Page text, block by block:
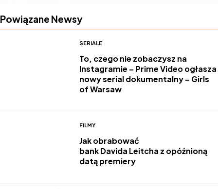
Powiązane Newsy
SERIALE
To, czego nie zobaczysz na
Instagramie – Prime Video ogłasza
nowy serial dokumentalny – Girls
of Warsaw
FILMY
Jak obrabować
bank Davida Leitcha z opóźnioną
datą premiery